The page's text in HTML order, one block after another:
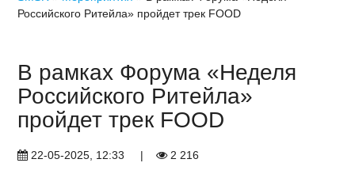
Российского Ритейла» пройдет трек FOOD
В рамках Форума «Неделя
Российского Ритейла»
пройдет трек FOOD
22-05-2025, 12:33 | 2 216